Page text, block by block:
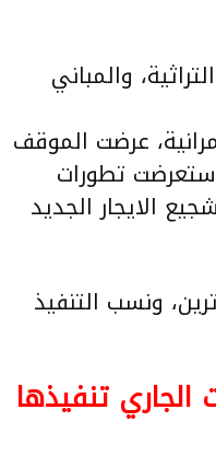
والمباني
عرضت الموقف
أولى، حيث استعرضت تطورات
الايجار الجديد
ونسب التنفيذ
تنفيذها